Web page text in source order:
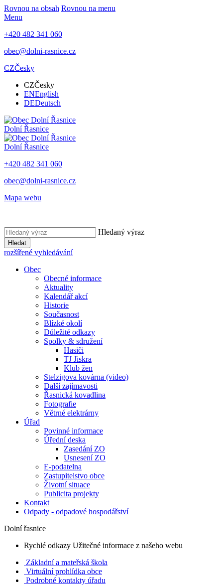
Rovnou na obsah Rovnou na menu
Menu
+420 482 341 060
obec@dolni-rasnice.cz
CZČesky
CZČesky
ENEnglish
DEDeutsch
Dolní Řasnice
Dolní Řasnice
+420 482 341 060
obec@dolni-rasnice.cz
Mapa webu
Hledaný výraz
Hledat
rozšířené vyhledávání
Obec
Obecné informace
Aktuality
Kalendář akcí
Historie
Současnost
Blízké okolí
Důležité odkazy
Spolky & sdružení
Hasiči
TJ Jiskra
Klub žen
Stelzigova kovárna (video)
Další zajímavosti
Řasnická kovadlina
Fotografie
Větrné elektrárny
Úřad
Povinné informace
Úřední deska
Zasedání ZO
Usnesení ZO
E-podatelna
Zastupitelstvo obce
Životní situace
Publicita projekty
Kontakt
Odpady - odpadové hospodářství
Dolní řasnice
Rychlé odkazy Užitečné informace z našeho webu
Základní a mateřská škola
Virtuální prohlídka obce
Podrobné kontakty úřadu